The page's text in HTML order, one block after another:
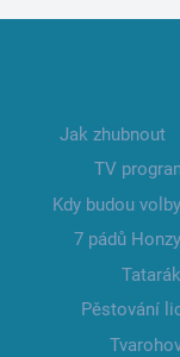
Jak zhubnout
TV
Kdy budou volby
7 pádů
Pěstování